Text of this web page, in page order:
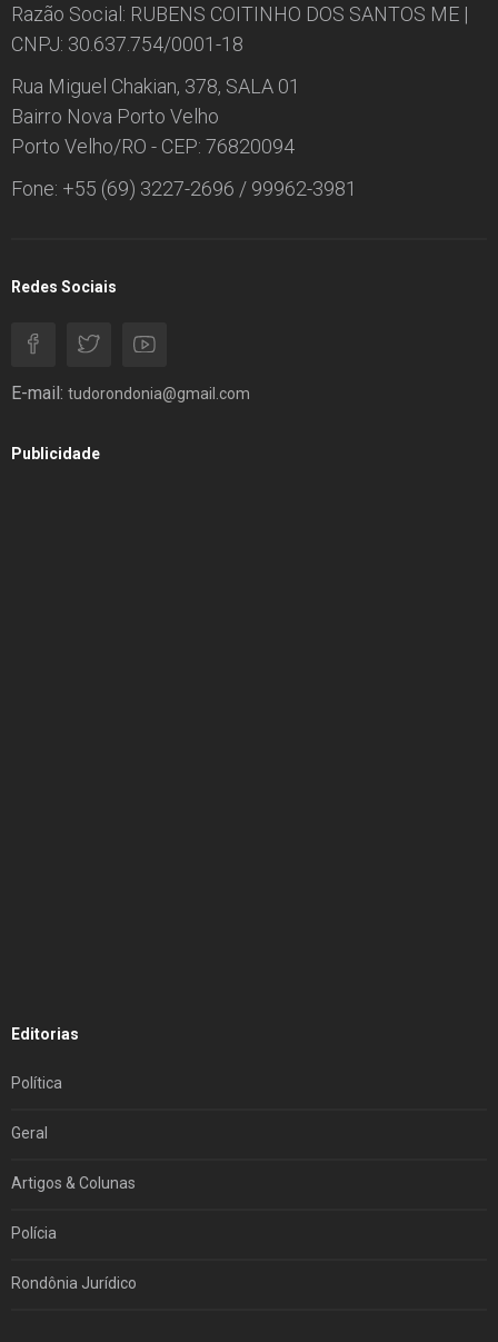
Razão Social: RUBENS COITINHO DOS SANTOS ME |
CNPJ: 30.637.754/0001-18
Rua Miguel Chakian, 378, SALA 01
Bairro Nova Porto Velho
Porto Velho/RO - CEP: 76820094
Fone: +55 (69) 3227-2696 / 99962-3981
Redes Sociais
E-mail: tudorondonia@gmail.com
Publicidade
Editorias
Política
Geral
Artigos & Colunas
Polícia
Rondônia Jurídico